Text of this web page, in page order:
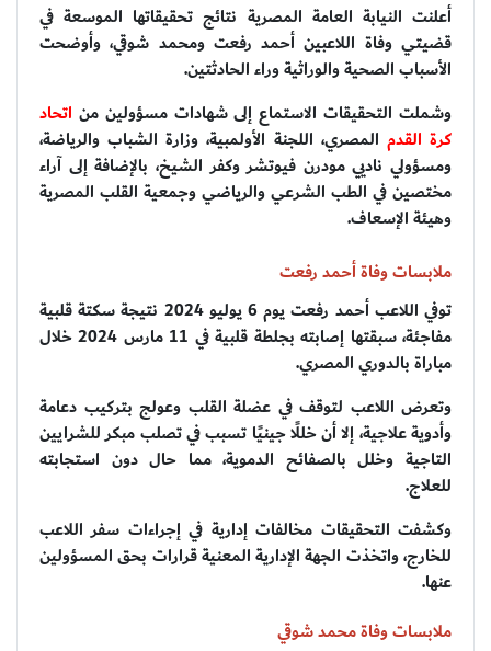
أعلنت النيابة العامة المصرية نتائج تحقيقاتها الموسعة في
قضيتي وفاة اللاعبين أحمد رفعت ومحمد شوقي، وأوضحت
الأسباب الصحية والوراثية وراء الحادثتين.
وشملت التحقيقات الاستماع إلى شهادات مسؤولين من اتحاد
كرة القدم المصري، اللجنة الأولمبية، وزارة الشباب والرياضة،
ومسؤولي ناديي مودرن فيوتشر وكفر الشيخ، بالإضافة إلى آراء
مختصين في الطب الشرعي والرياضي وجمعية القلب المصرية
وهيئة الإسعاف.
ملابسات وفاة أحمد رفعت
توفي اللاعب أحمد رفعت يوم 6 يوليو 2024 نتيجة سكتة قلبية
مفاجئة، سبقتها إصابته بجلطة قلبية في 11 مارس 2024 خلال
مباراة بالدوري المصري.
وتعرض اللاعب لتوقف في عضلة القلب وعولج بتركيب دعامة
وأدوية علاجية، إلا أن خللًا جينيًا تسبب في تصلب مبكر للشرايين
التاجية وخلل بالصفائح الدموية، مما حال دون استجابته
للعلاج.
وكشفت التحقيقات مخالفات إدارية في إجراءات سفر اللاعب
للخارج، واتخذت الجهة الإدارية المعنية قرارات بحق المسؤولين
عنها.
ملابسات وفاة محمد شوقي